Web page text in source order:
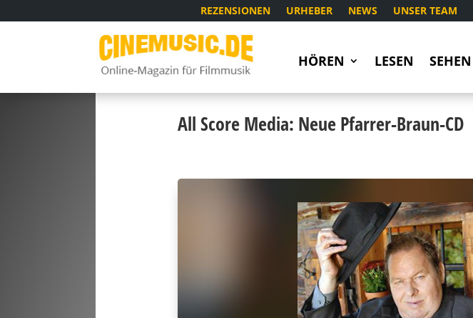
REZENSIONEN URHEBER NEWS UNSER TEAM
HÖREN LESEN SEHEN
All Score Media: Neue Pfarrer-Braun-CD